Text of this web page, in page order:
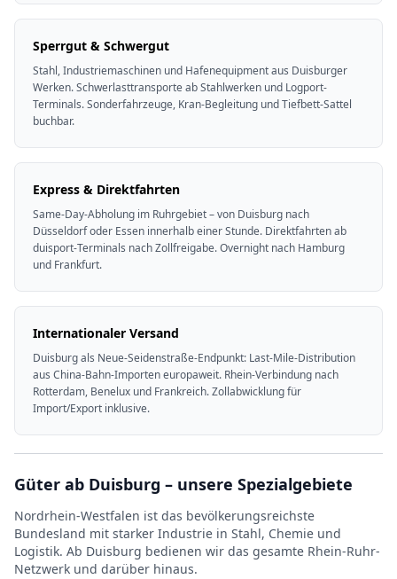
Sperrgut & Schwergut
Stahl, Industriemaschinen und Hafenequipment aus Duisburger
Werken. Schwerlasttransporte ab Stahlwerken und Logport-
Terminals. Sonderfahrzeuge, Kran-Begleitung und Tiefbett-Sattel
buchbar.
Express & Direktfahrten
Same-Day-Abholung im Ruhrgebiet – von Duisburg nach
Düsseldorf oder Essen innerhalb einer Stunde. Direktfahrten ab
duisport-Terminals nach Zollfreigabe. Overnight nach Hamburg
und Frankfurt.
Internationaler Versand
Duisburg als Neue-Seidenstraße-Endpunkt: Last-Mile-Distribution
aus China-Bahn-Importen europaweit. Rhein-Verbindung nach
Rotterdam, Benelux und Frankreich. Zollabwicklung für
Import/Export inklusive.
Güter ab Duisburg – unsere Spezialgebiete
Nordrhein-Westfalen ist das bevölkerungsreichste
Bundesland mit starker Industrie in Stahl, Chemie und
Logistik. Ab Duisburg bedienen wir das gesamte Rhein-Ruhr-
Netzwerk und darüber hinaus.